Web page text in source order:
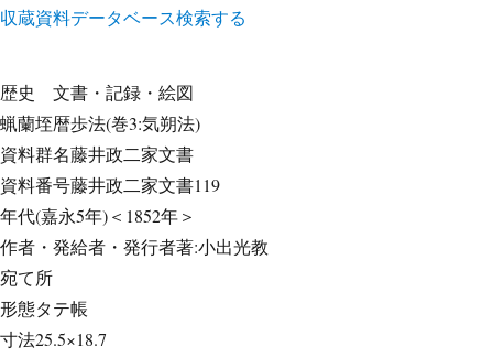
収蔵資料データベース検索する
歴史 文書・記録・絵図
蝋蘭垤暦歩法(巻3:気朔法)
資料群名藤井政二家文書
資料番号藤井政二家文書119
年代(嘉永5年)＜1852年＞
作者・発給者・発行者著:小出光教
宛て所
形態タテ帳
寸法25.5×18.7